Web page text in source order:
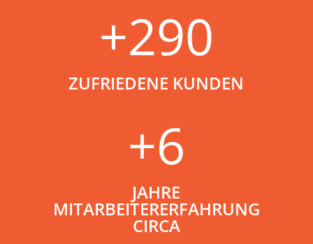
+290
ZUFRIEDENE KUNDEN
+6
JAHRE
MITARBEITERERFAHRUNG
CIRCA